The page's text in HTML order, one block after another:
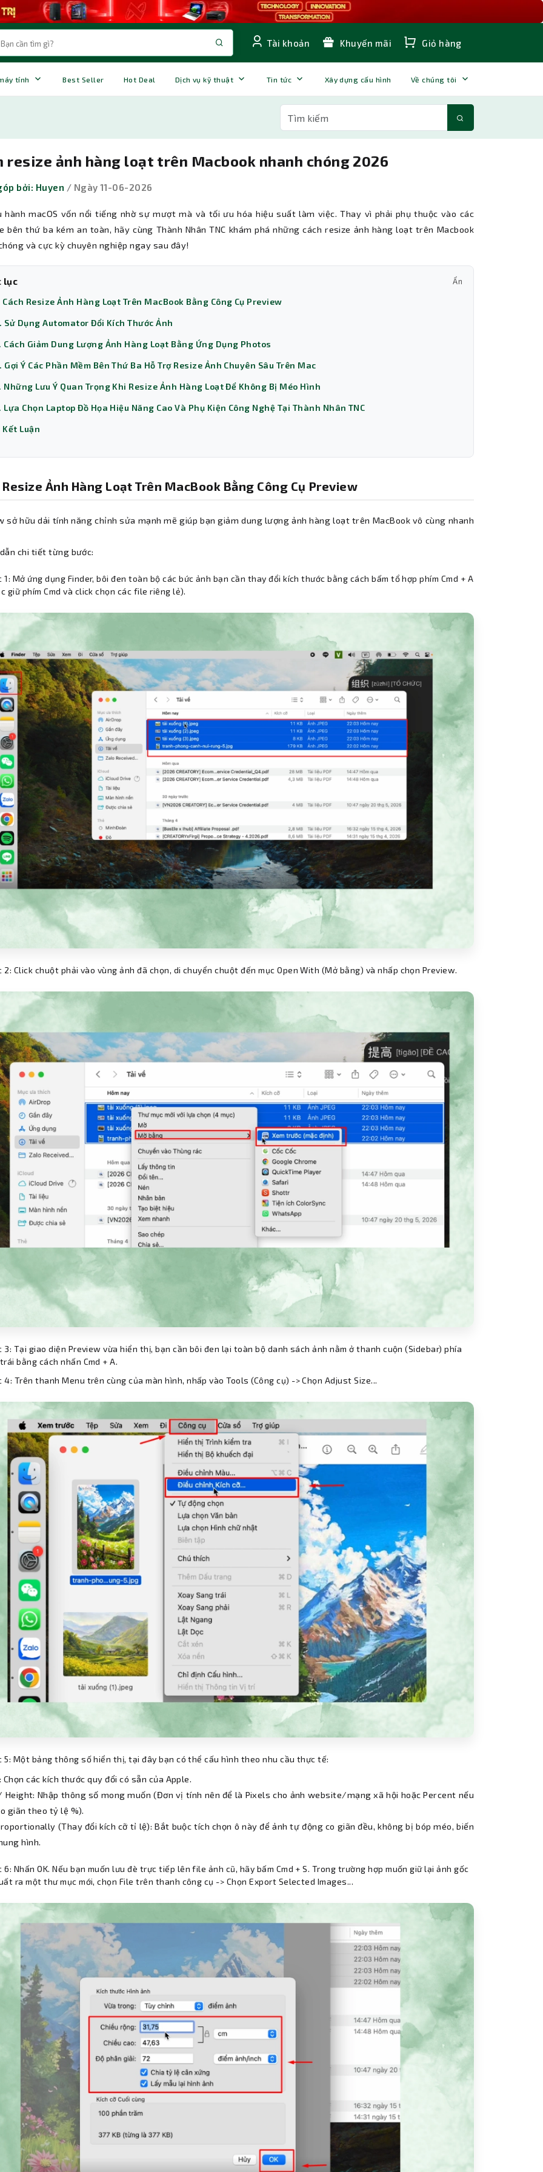
Tài khoản Khuyến mãi Giỏ hàng
tính Best Seller Hot Deal Dịch vụ kỹ thuật Tin tức Xây dựng cấu hình Về chúng tôi
resize ảnh hàng loạt trên Macbook nhanh chóng 2026
bởi: Huyen / Ngày 11-06-2026
hành macOS vốn nổi tiếng nhờ sự mượt mà và tối ưu hóa hiệu suất làm việc. Thay vì phải phụ thuộc vào các
bên thứ ba kém an toàn, hãy cùng Thành Nhân TNC khám phá những cách resize ảnh hàng loạt trên Macbook
và cực kỳ chuyên nghiệp ngay sau đây!
lục Ẩn
Cách Resize Ảnh Hàng Loạt Trên MacBook Bằng Công Cụ Preview
Sử Dụng Automator Đổi Kích Thước Ảnh
Cách Giảm Dung Lượng Ảnh Hàng Loạt Bằng Ứng Dụng Photos
Gợi Ý Các Phần Mềm Bên Thứ Ba Hỗ Trợ Resize Ảnh Chuyên Sâu Trên Mac
Những Lưu Ý Quan Trọng Khi Resize Ảnh Hàng Loạt Để Không Bị Méo Hình
Lựa Chọn Laptop Đồ Họa Hiệu Năng Cao Và Phụ Kiện Công Nghệ Tại Thành Nhân TNC
Kết Luận
Resize Ảnh Hàng Loạt Trên MacBook Bằng Công Cụ Preview
sở hữu dải tính năng chỉnh sửa mạnh mẽ giúp bạn giảm dung lượng ảnh hàng loạt trên MacBook vô cùng nhanh
chi tiết từng bước:
1: Mở ứng dụng Finder, bôi đen toàn bộ các bức ảnh bạn cần thay đổi kích thước bằng cách bấm tổ hợp phím Cmd + A
giữ phím Cmd và click chọn các file riêng lẻ).
2: Click chuột phải vào vùng ảnh đã chọn, di chuyển chuột đến mục Open With (Mở bằng) và nhấp chọn Preview.
3: Tại giao diện Preview vừa hiển thị, bạn cần bôi đen lại toàn bộ danh sách ảnh nằm ở thanh cuộn (Sidebar) phía
bằng cách nhấn Cmd + A.
4: Trên thanh Menu trên cùng của màn hình, nhấp vào Tools (Công cụ) -> Chọn Adjust Size...
5: Một bảng thông số hiển thị, tại đây bạn có thể cấu hình theo nhu cầu thực tế:
Chọn các kích thước quy đổi có sẵn của Apple.
Height: Nhập thông số mong muốn (Đơn vị tính nên để là Pixels cho ảnh website/mạng xã hội hoặc Percent nếu
giãn theo tỷ lệ %).
(Thay đổi kích cỡ tỉ lệ): Bắt buộc tích chọn ô này để ảnh tự động co giãn đều, không bị bóp méo, biến
hình.
6: Nhấn OK. Nếu bạn muốn lưu đè trực tiếp lên file ảnh cũ, hãy bấm Cmd + S. Trong trường hợp muốn giữ lại ảnh gốc
ra một thư mục mới, chọn File trên thanh công cụ -> Chọn Export Selected Images...